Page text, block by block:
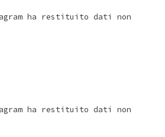
ha restituito dati non
ha restituito dati non